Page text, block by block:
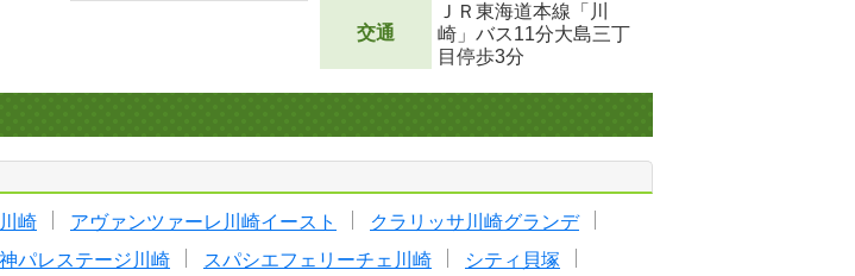
交通
ＪＲ東海道本線「川
崎」バス11分大島三丁
目停歩3分
崎 アヴァンツァーレ川崎イースト
クラリッサ川崎グランデ
パレステージ川崎 スパシエフェリーチェ川崎
シティ貝塚